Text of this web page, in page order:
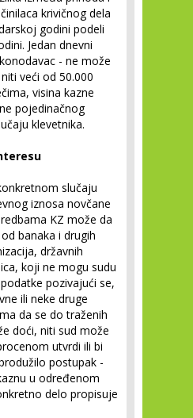
krivičnog dela
godini podeli
Jedan dnevni
- ne može
veći od 50.000
visina kazne
pojedinačnog
klevetnika.
slučaju
iznosa novčane
KZ može da
banaka i drugih
državnih
koji ne mogu sudu
pozivajući se,
ili neke druge
da se do traženih
doći, niti sud može
utvrdi ili bi
postupak -
u određenom
delo propisuje